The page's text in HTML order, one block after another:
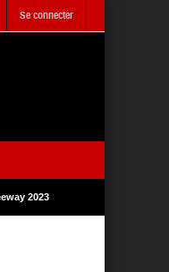
Se connecter
Prix du neuf – SAM Cycle 2023